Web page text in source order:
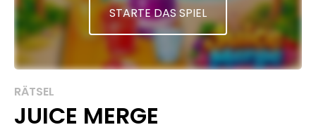
STARTE DAS SPIEL
RÄTSEL
JUICE MERGE